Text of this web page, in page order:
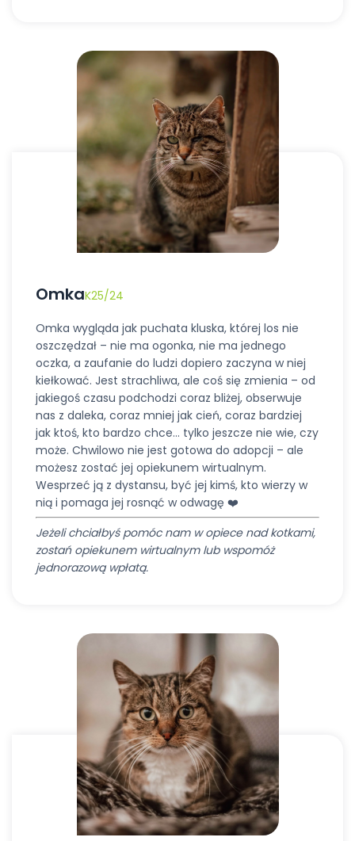
OmkaK25/24
Omka wygląda jak puchata kluska, której los nie
oszczędzał – nie ma ogonka, nie ma jednego
oczka, a zaufanie do ludzi dopiero zaczyna w niej
kiełkować. Jest strachliwa, ale coś się zmienia – od
jakiegoś czasu podchodzi coraz bliżej, obserwuje
nas z daleka, coraz mniej jak cień, coraz bardziej
jak ktoś, kto bardzo chce… tylko jeszcze nie wie, czy
może. Chwilowo nie jest gotowa do adopcji – ale
możesz zostać jej opiekunem wirtualnym.
Wesprzeć ją z dystansu, być jej kimś, kto wierzy w
nią i pomaga jej rosnąć w odwagę ❤️
Jeżeli chciałbyś pomóc nam w opiece nad kotkami,
zostań opiekunem wirtualnym lub wspomóż
jednorazową wpłatą.